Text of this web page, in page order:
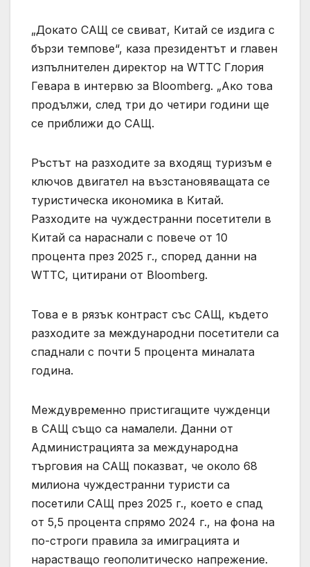
„Докато САЩ се свиват, Китай се издига с
бързи темпове“, каза президентът и главен
изпълнителен директор на WTTC Глория
Гевара в интервю за Bloomberg. „Ако това
продължи, след три до четири години ще
се приближи до САЩ.
Ръстът на разходите за входящ туризъм е
ключов двигател на възстановяващата се
туристическа икономика в Китай.
Разходите на чуждестранни посетители в
Китай са нараснали с повече от 10
процента през 2025 г., според данни на
WTTC, цитирани от Bloomberg.
Това е в рязък контраст със САЩ, където
разходите за международни посетители са
спаднали с почти 5 процента миналата
година.
Междувременно пристигащите чужденци
в САЩ също са намалели. Данни от
Администрацията за международна
търговия на САЩ показват, че около 68
милиона чуждестранни туристи са
посетили САЩ през 2025 г., което е спад
от 5,5 процента спрямо 2024 г., на фона на
по-строги правила за имиграцията и
нарастващо геополитическо напрежение.